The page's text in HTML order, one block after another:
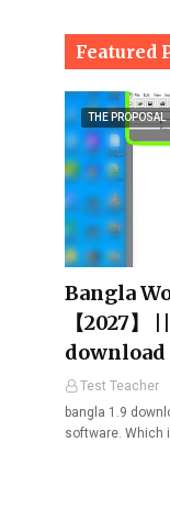
Featured
THE PROPOSAL
Bangla
【2027
download
Test Teacher
bangla 1.9
software. Which